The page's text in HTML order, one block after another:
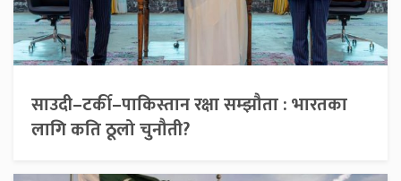
साउदी–टर्की–पाकिस्तान रक्षा सम्झौता : भारतका
लागि कति ठूलो चुनौती?